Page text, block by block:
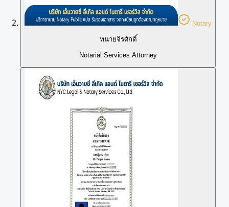
Notary
ทนายจิรศักดิ์
Notarial Services Attorney